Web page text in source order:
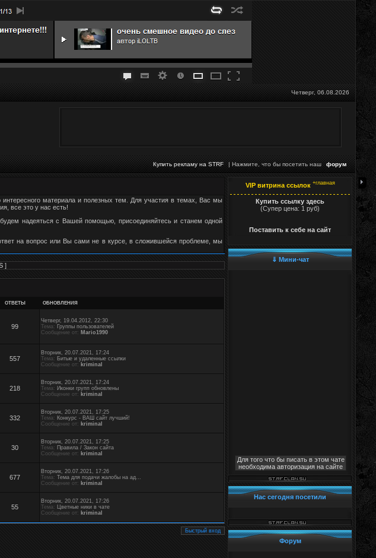
Четверг, 06.08.2026
Купить рекламу на STRF | Нажмите, что бы посетить наш форум
интересного материала и полезных тем. Для участия в темах, Вас мы
все это у нас есть!
надеяться с Вашей помощью, присоединяйтесь и станем одной
на вопрос или Вы сами не в курсе, в сложившейся проблеме, мы
]
ОТВЕТЫ ОБНОВЛЕНИЯ
99
Четверг, 19.04.2012, 22:30
Тема: Группы пользователей
Сообщение от: Mario1990
557
Вторник, 20.07.2021, 17:24
Тема: Битые и удаленные ссылки
Сообщение от: kriminal
218
Вторник, 20.07.2021, 17:24
Тема: Иконки групп обновлены
Сообщение от: kriminal
332
Вторник, 20.07.2021, 17:25
Тема: Конкурс - ВАШ сайт лучший!
Сообщение от: kriminal
30
Вторник, 20.07.2021, 17:25
Тема: Правила / Закон сайта
Сообщение от: kriminal
677
Вторник, 20.07.2021, 17:26
Тема: Тема для подачи жалобы на ад...
Сообщение от: kriminal
55
Вторник, 20.07.2021, 17:26
Тема: Цветные ники в чате
Сообщение от: kriminal
VIP витрина ссылок +главная
Купить ссылку здесь
(Супер цена: 1 руб)
Поставить к себе на сайт
⇓ Мини-чат
Для того что бы писать в этом чате
необходима авторизация на сайте
Нас сегодня посетили
Форум